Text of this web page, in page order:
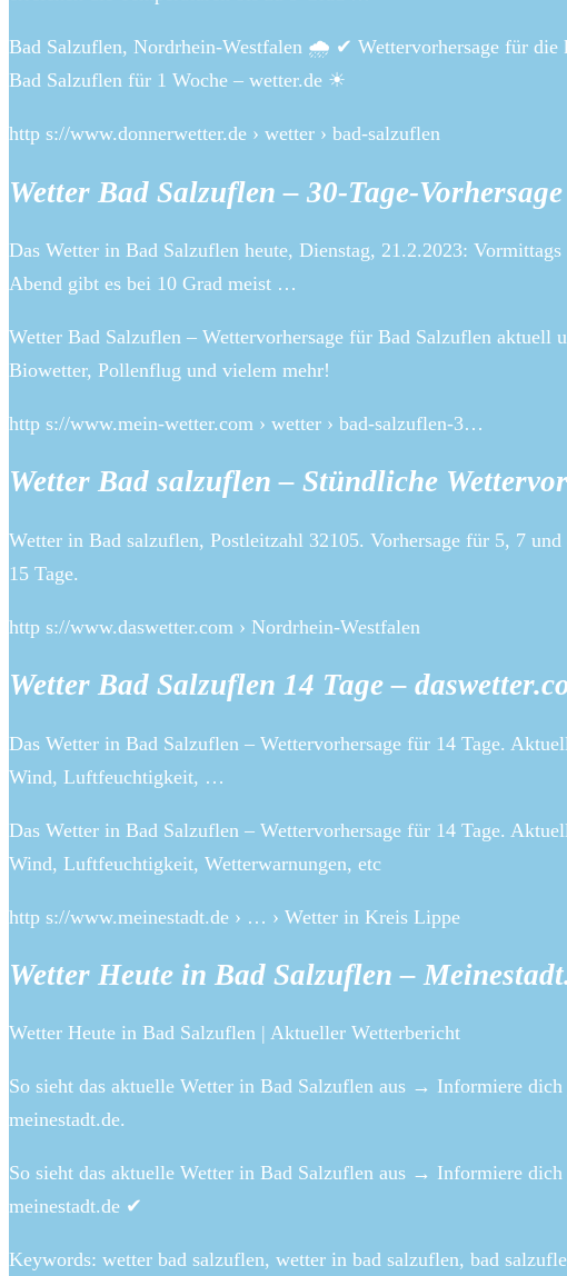
Bad Salzuflen, Nordrhein-Westfalen 🌧️ ✔ Wettervorhersage für
Bad Salzuflen für 1 Woche – wetter.de ☀
http s://www.donnerwetter.de › wetter › bad-salzuflen
Wetter Bad Salzuflen – 30-Tage-
Das Wetter in Bad Salzuflen heute, Dienstag, 21.2.2023:
Abend gibt es bei 10 Grad meist …
Wetter Bad Salzuflen – Wettervorhersage für Bad Salzuflen aktuell
Biowetter, Pollenflug und vielem mehr!
http s://www.mein-wetter.com › wetter › bad-salzuflen-3…
Wetter Bad salzuflen – Stündliche
Wetter in Bad salzuflen, Postleitzahl 32105. Vorhersage für 5, 7
15 Tage.
http s://www.daswetter.com › Nordrhein-Westfalen
Wetter Bad Salzuflen 14 Tage –
Das Wetter in Bad Salzuflen – Wettervorhersage für 14 Tage.
Wind, Luftfeuchtigkeit, …
Das Wetter in Bad Salzuflen – Wettervorhersage für 14 Tage.
Wind, Luftfeuchtigkeit, Wetterwarnungen, etc
http s://www.meinestadt.de › … › Wetter in Kreis Lippe
Wetter Heute in Bad Salzuflen –
Wetter Heute in Bad Salzuflen | Aktueller Wetterbericht
So sieht das aktuelle Wetter in Bad Salzuflen aus → Informiere
meinestadt.de.
So sieht das aktuelle Wetter in Bad Salzuflen aus → Informiere
meinestadt.de ✔
Keywords: wetter bad salzuflen, wetter in bad salzuflen, bad